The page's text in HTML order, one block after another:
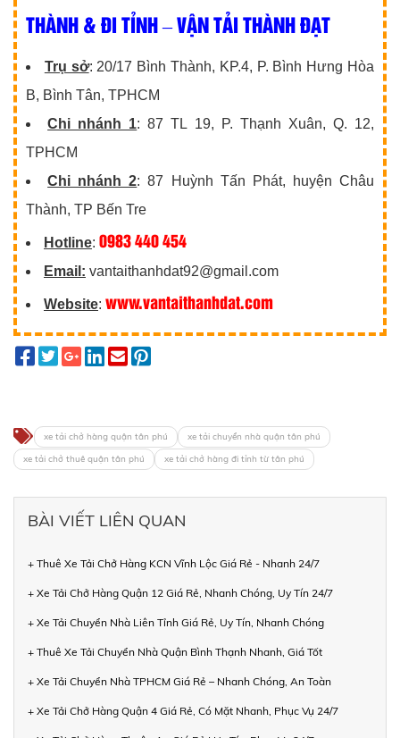
THÀNH & ĐI TỈNH – VẬN TẢI THÀNH ĐẠT
Trụ sở: 20/17 Bình Thành, KP.4, P. Bình Hưng Hòa
B, Bình Tân, TPHCM
Chi nhánh 1: 87 TL 19, P. Thạnh Xuân, Q. 12,
TPHCM
Chi nhánh 2: 87 Huỳnh Tấn Phát, huyện Châu
Thành, TP Bến Tre
Hotline: 0983 440 454
Email: vantaithanhdat92@gmail.com
Website: www.vantaithanhdat.com
xe tải chở hàng quận tân phú
xe tải chuyển nhà quận tân phú
xe tải chở thuê quận tân phú
xe tải chở hàng đi tỉnh từ tân phú
BÀI VIẾT LIÊN QUAN
+ Thuê Xe Tải Chở Hàng KCN Vĩnh Lộc Giá Rẻ - Nhanh 24/7
+ Xe Tải Chở Hàng Quận 12 Giá Rẻ, Nhanh Chóng, Uy Tín 24/7
+ Xe Tải Chuyển Nhà Liên Tỉnh Giá Rẻ, Uy Tín, Nhanh Chóng
+ Thuê Xe Tải Chuyển Nhà Quận Bình Thạnh Nhanh, Giá Tốt
+ Xe Tải Chuyển Nhà TPHCM Giá Rẻ – Nhanh Chóng, An Toàn
+ Xe Tải Chở Hàng Quận 4 Giá Rẻ, Có Mặt Nhanh, Phục Vụ 24/7